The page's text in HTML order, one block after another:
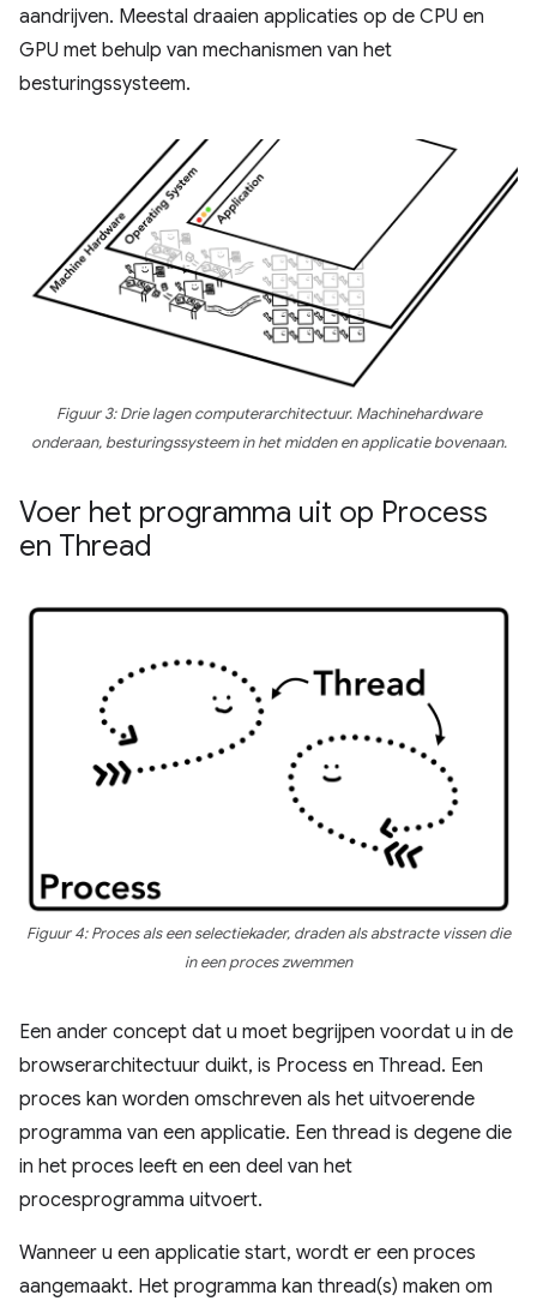
aandrijven. Meestal draaien applicaties op de CPU en
GPU met behulp van mechanismen van het
besturingssysteem.
Figuur 3: Drie lagen computerarchitectuur. Machinehardware
onderaan, besturingssysteem in het midden en applicatie bovenaan.
Voer het programma uit op Process
en Thread
Figuur 4: Proces als een selectiekader, draden als abstracte vissen die
in een proces zwemmen
Een ander concept dat u moet begrijpen voordat u in de
browserarchitectuur duikt, is Process en Thread. Een
proces kan worden omschreven als het uitvoerende
programma van een applicatie. Een thread is degene die
in het proces leeft en een deel van het
procesprogramma uitvoert.
Wanneer u een applicatie start, wordt er een proces
aangemaakt. Het programma kan thread(s) maken om